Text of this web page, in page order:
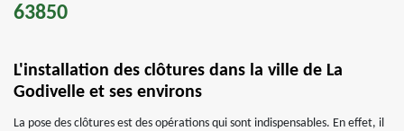
63850
L'installation des clôtures dans la ville de La
Godivelle et ses environs
La pose des clôtures est des opérations qui sont indispensables. En effet, il